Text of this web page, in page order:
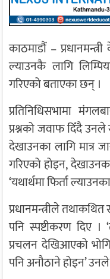
काठमाडौं –
ल्याउनकै लागि
गरिएको बताएका छन् ।
प्रतिनिधिसभामा
प्रश्नको जवाफ दिँदै
देखाउनका लागि मात्र
गरिएको होइन,
‘यथार्थमा फिर्ता
प्रधानमन्त्रीले तथाकथित
पनि स्पष्टीकरण दिए ।
प्रचलन देखिआएको
पनि अनौठाने होइन’